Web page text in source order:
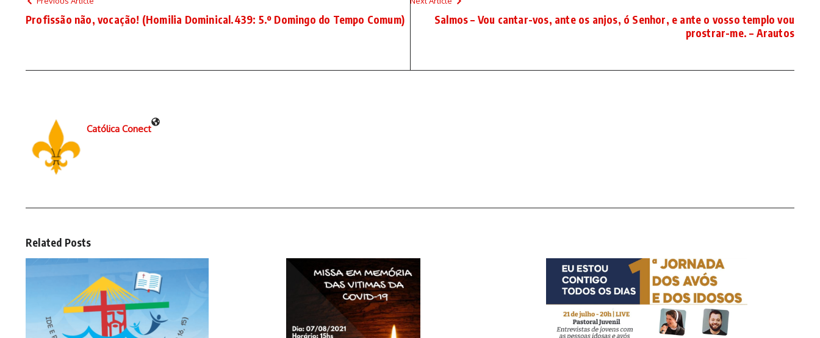
Profissão não, vocação! (Homilia Dominical.439: 5.º Domingo do Tempo Comum)
Salmos – Vou cantar-vos, ante os anjos, ó Senhor, e ante o vosso templo vou
prostrar-me. – Arautos
Católica Conect
Related Posts